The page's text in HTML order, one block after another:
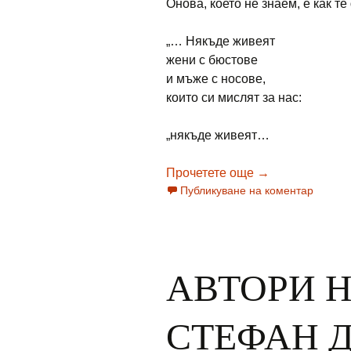
Онова, което не знаем, е как те
„… Някъде живеят
жени с бюстове
и мъже с носове,
които си мислят за нас:
„някъде живеят…
Прочетете още АВТОРИ НА
→
Публикуване на коментар
АВТОРИ
СТЕФАН